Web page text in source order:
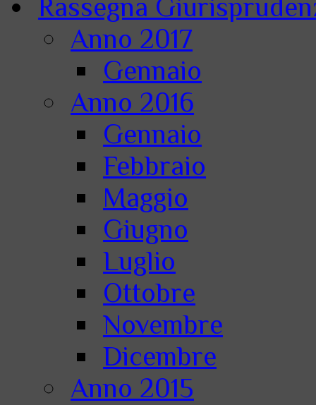
Rassegna
Anno 2017
Gennaio
Anno 2016
Gennaio
Febbraio
Maggio
Giugno
Luglio
Ottobre
Novembre
Dicembre
Anno 2015